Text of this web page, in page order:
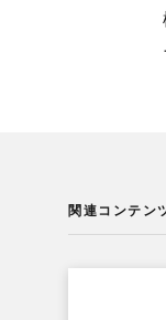
関連コンテン